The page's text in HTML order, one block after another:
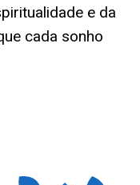
e da
cada sonho